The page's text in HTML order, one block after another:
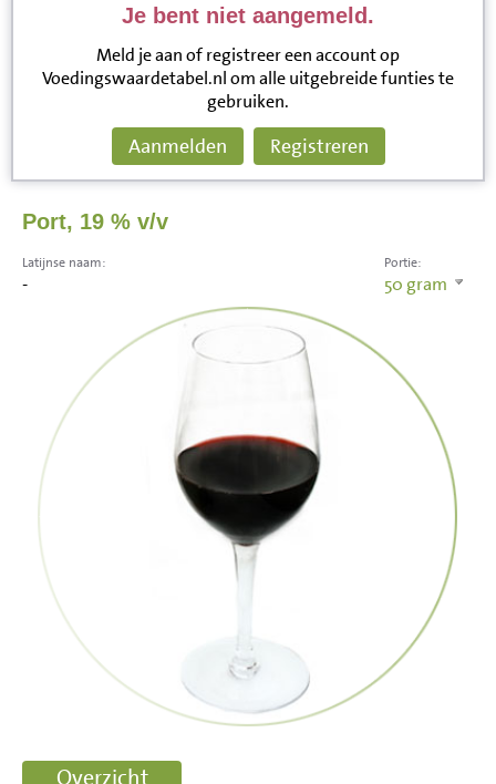
Je bent niet aangemeld.
Meld je aan of registreer een account op
Voedingswaardetabel.nl om alle uitgebreide funties te
gebruiken.
Aanmelden Registreren
Port, 19 % v/v
Portie:
50 gram
Latijnse naam:
-